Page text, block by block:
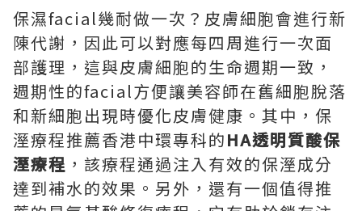
保濕facial幾耐做一次？皮膚細胞會進行新
陳代謝，因此可以對應每四周進行一次面
部護理，這與皮膚細胞的生命週期一致，
週期性的facial方便讓美容師在舊細胞脫落
和新細胞出現時優化皮膚健康。其中，保
溼療程推薦香港中環專科的HA透明質酸保
溼療程 ，該療程通過注入有效的保溼成分
達到補水的效果。另外，還有一個值得推